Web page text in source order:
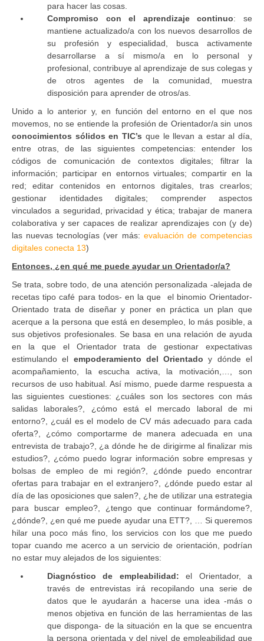
para hacer las cosas.
Compromiso con el aprendizaje continuo: se
mantiene actualizado/a con los nuevos desarrollos de
su profesión y especialidad, busca activamente
desarrollarse a sí mismo/a en lo personal y
profesional, contribuye al aprendizaje de sus colegas y
de otros agentes de la comunidad, muestra
disposición para aprender de otros/as.
Unido a lo anterior y, en función del entorno en el que nos
movemos, no se entiende la profesión de Orientador/a sin unos
conocimientos sólidos en TIC’s que le llevan a estar al día,
entre otras, de las siguientes competencias: entender los
códigos de comunicación de contextos digitales; filtrar la
información; participar en entornos virtuales; compartir en la
red; editar contenidos en entornos digitales, tras crearlos;
gestionar identidades digitales; comprender aspectos
vinculados a seguridad, privacidad y ética; trabajar de manera
colaborativa y ser capaces de realizar aprendizajes con (y de)
las nuevas tecnologías (ver más: evaluación de competencias
digitales conecta 13)
Entonces, ¿en qué me puede ayudar un Orientador/a?
Se trata, sobre todo, de una atención personalizada -alejada de
recetas tipo café para todos- en la que el binomio Orientador-
Orientado trata de diseñar y poner en práctica un plan que
acerque a la persona que está en desempleo, lo más posible, a
sus objetivos profesionales. Se basa en una relación de ayuda
en la que el Orientador trata de gestionar expectativas
estimulando el empoderamiento del Orientado y dónde el
acompañamiento, la escucha activa, la motivación,…, son
recursos de uso habitual. Así mismo, puede darme respuesta a
las siguientes cuestiones: ¿cuáles son los sectores con más
salidas laborales?, ¿cómo está el mercado laboral de mi
entorno?, ¿cuál es el modelo de CV más adecuado para cada
oferta?, ¿cómo comportarme de manera adecuada en una
entrevista de trabajo?, ¿a dónde he de dirigirme al finalizar mis
estudios?, ¿cómo puedo lograr información sobre empresas y
bolsas de empleo de mi región?, ¿dónde puedo encontrar
ofertas para trabajar en el extranjero?, ¿dónde puedo estar al
día de las oposiciones que salen?, ¿he de utilizar una estrategia
para buscar empleo?, ¿tengo que continuar formándome?,
¿dónde?, ¿en qué me puede ayudar una ETT?, … Si queremos
hilar una poco más fino, los servicios con los que me puedo
topar cuando me acerco a un servicio de orientación, podrían
no estar muy alejados de los siguientes:
Diagnóstico de empleabilidad: el Orientador, a
través de entrevistas irá recopilando una serie de
datos que le ayudarán a hacerse una idea -más o
menos objetiva en función de las herramientas de las
que disponga- de la situación en la que se encuentra
la persona orientada y del nivel de empleabilidad que